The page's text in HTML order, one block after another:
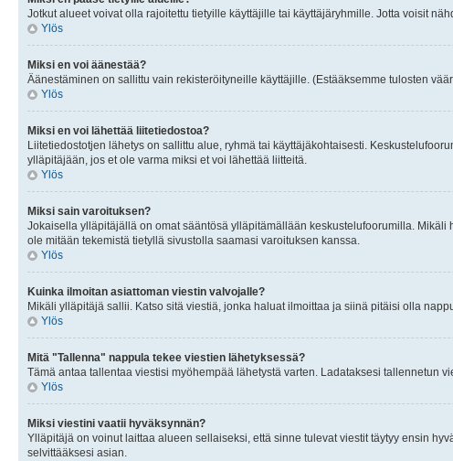
Jotkut alueet voivat olla rajoitettu tietyille käyttäjille tai käyttäjäryhmille. Jotta voisit
Ylös
Miksi en voi äänestää?
Äänestäminen on sallittu vain rekisteröityneille käyttäjille. (Estääksemme tulosten
Ylös
Miksi en voi lähettää liitetiedostoa?
Liitetiedostotjen lähetys on sallittu alue, ryhmä tai käyttäjäkohtaisesti.
ylläpitäjään, jos et ole varma miksi et voi lähettää liitteitä.
Ylös
Miksi sain varoituksen?
Jokaisella ylläpitäjällä on omat sääntösä ylläpitämällään keskustelufoorumilla.
ole mitään tekemistä tietyllä sivustolla saamasi varoituksen kanssa.
Ylös
Kuinka ilmoitan asiattoman viestin valvojalle?
Mikäli ylläpitäjä sallii. Katso sitä viestiä, jonka haluat ilmoittaa ja siinä pitäisi olla
Ylös
Mitä "Tallenna" nappula tekee viestien lähetyksessä?
Tämä antaa tallentaa viestisi myöhempää lähetystä varten. Ladataksesi tallennetun
Ylös
Miksi viestini vaatii hyväksynnän?
Ylläpitäjä on voinut laittaa alueen sellaiseksi, että sinne tulevat viestit täytyy ensin
selvittääksesi asian.